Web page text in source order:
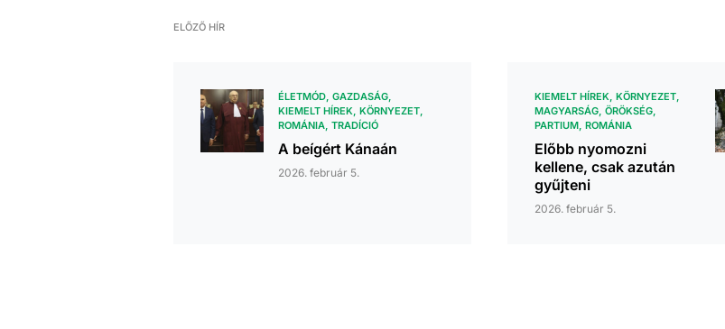
ELŐZŐ HÍR
ÉLETMÓD GAZDASÁG
KIEMELT HÍREK KÖRNYEZET
ROMÁNIA TRADÍCIÓ
A beígért Kánaán
2026. február 5.
KIEMELT HÍREK KÖRNYEZET
MAGYARSÁG ÖRÖKSÉG
PARTIUM ROMÁNIA
Előbb nyomozni
kellene, csak azután
gyűjteni
2026. február 5.